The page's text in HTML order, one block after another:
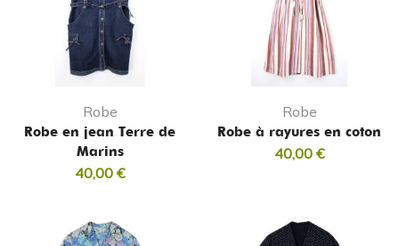
Robe
Robe en jean Terre de
Marins
40,00 €
Robe
Robe à rayures en coton
40,00 €